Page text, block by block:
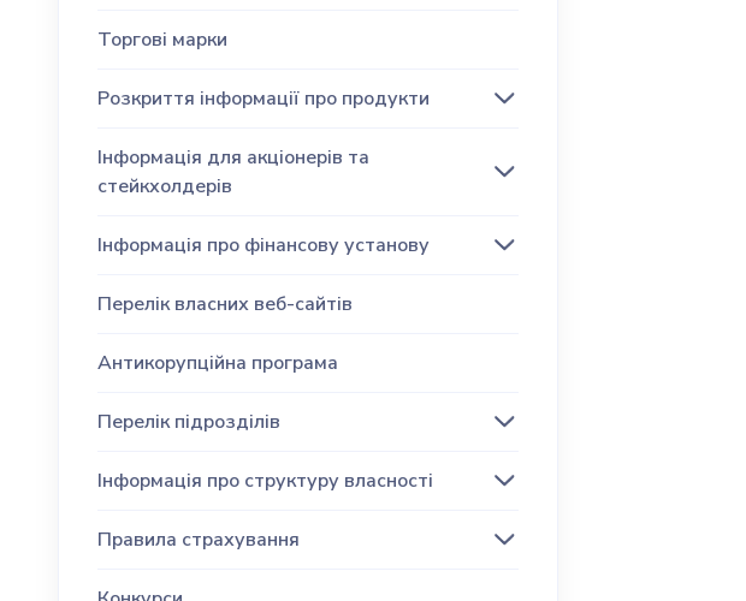
Торгові марки
Розкриття інформації про продукти
Інформація для акціонерів та
стейкхолдерів
Інформація про фінансову установу
Перелік власних веб-сайтів
Антикорупційна програма
Перелік підрозділів
Інформація про структуру власності
Правила страхування